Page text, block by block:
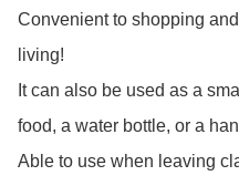
Convenient to shopping
living!
It can also be used as a
food, a water bottle, or a
Able to use when leaving